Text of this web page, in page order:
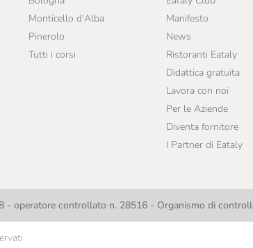
Monticello d'Alba
Pinerolo
Tutti i corsi
Manifesto
News
Ristoranti Eataly
Didattica gratuita
Lavora con noi
Per le Aziende
Diventa fornitore
I Partner di Eataly
- operatore controllato n. 28516 - Organismo di